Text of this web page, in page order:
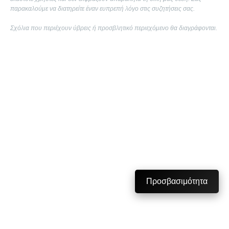
παρακαλούμε να διατηρείτε έναν ευπρεπή λόγο στις συζητήσεις σας.
Σχόλια που περιέχουν ύβρεις ή προσβλητικό περιεχόμενο θα διαγράφονται.
Προσβασιμότητα